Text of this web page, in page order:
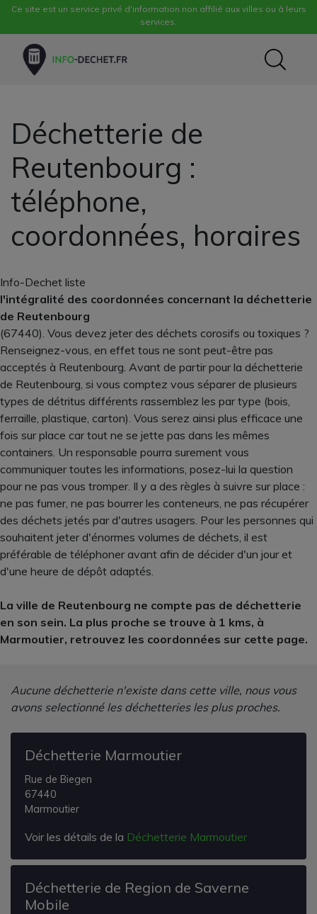
Ce site est un service privé d'information non affilié aux villes ou à leurs
services.
Déchetterie de
Reutenbourg :
téléphone,
coordonnées, horaires
Info-Dechet liste
l'intégralité des coordonnées concernant la déchetterie
de Reutenbourg
(67440). Vous devez jeter des déchets corosifs ou toxiques ?
Renseignez-vous, en effet tous ne sont peut-être pas
acceptés à Reutenbourg. Avant de partir pour la déchetterie
de Reutenbourg, si vous comptez vous séparer de plusieurs
types de détritus différents rassemblez les par type (bois,
ferraille, plastique, carton). Vous serez ainsi plus efficace une
fois sur place car tout ne se jette pas dans les mêmes
containers. Un responsable pourra surement vous
communiquer toutes les informations, posez-lui la question
pour ne pas vous tromper. Il y a des règles à suivre sur place :
ne pas fumer, ne pas bourrer les conteneurs, ne pas récupérer
des déchets jetés par d'autres usagers. Pour les personnes qui
souhaitent jeter d'énormes volumes de déchets, il est
préférable de téléphoner avant afin de décider d'un jour et
d'une heure de dépôt adaptés.
La ville de Reutenbourg ne compte pas de déchetterie
en son sein. La plus proche se trouve à 1 kms, à
Marmoutier, retrouvez les coordonnées sur cette page.
Aucune déchetterie n'existe dans cette ville, nous vous
avons selectionné les déchetteries les plus proches.
Déchetterie Marmoutier
Rue de Biegen
67440
Marmoutier
Voir les détails de la Déchetterie Marmoutier
Déchetterie de Region de Saverne
Mobile